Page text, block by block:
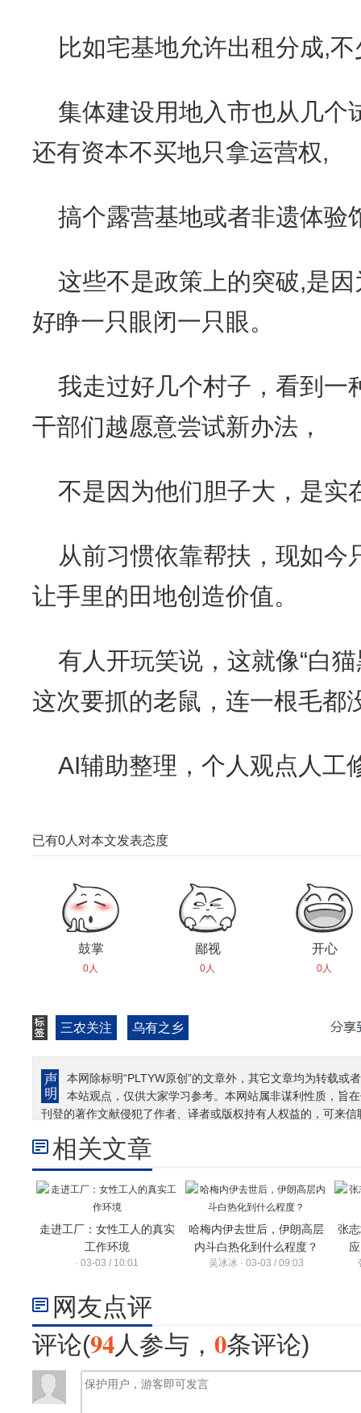
比如宅基地允许出租分成,
集体建设用地入市也从几个
还有资本不买地只拿运营权,
搞个露营基地或者非遗体验
这些不是政策上的突破,是
好睁一只眼闭一只眼。
我走过好几个村子，看到一
干部们越愿意尝试新办法，
不是因为他们胆子大，是实
从前习惯依靠帮扶，现如今
让手里的田地创造价值。
有人开玩笑说，这就像“白
这次要抓的老鼠，连一根毛都
AI辅助整理，个人观点人工
已有0 人对本文发表态度
鼓掌
0人
鄙视
0人
开心
0人
三农关注 乌有之乡
本网除标明“PLTYW原创”的文章外，其它文章均为转载
本站观点，仅供大家学习参考。本网站属非谋利性质，旨
刊登的著作文献侵犯了作者、译者或版权持有人权益的，可来
相关文章
走进工厂：女性工人的真实
工作环境
· 03-03 / 10:01
哈梅内伊去世后，伊朗高层
内斗白热化到什么程度？
吴冰冰 · 03-03 / 09:03
张
网友点评
评论(94人参与， 0条评论)